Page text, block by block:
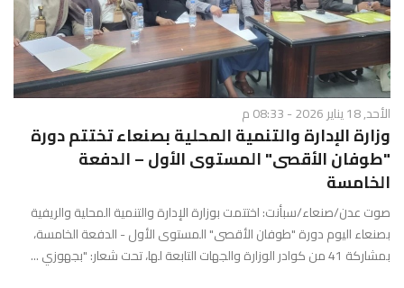
الأحد, 18 يناير 2026 - 08:33 م
وزارة الإدارة والتنمية المحلية بصنعاء تختتم دورة
"طوفان الأقصى" المستوى الأول – الدفعة
الخامسة
صوت عدن/صنعاء/سبأنت: اختتمت بوزارة الإدارة والتنمية المحلية والريفية
بصنعاء اليوم دورة "طوفان الأقصى" المستوى الأول - الدفعة الخامسة،
بمشاركة 41 من كوادر الوزارة والجهات التابعة لها، تحت شعار: "بجهوزي ...